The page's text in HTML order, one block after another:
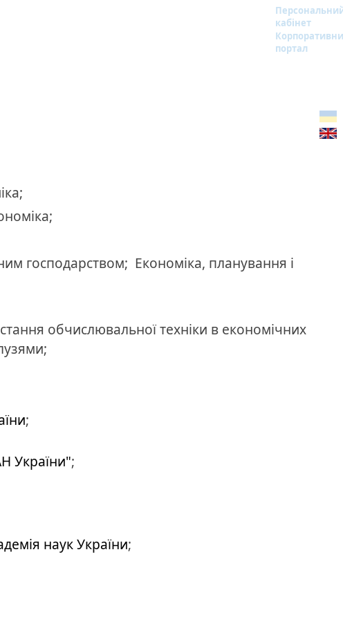
кабінет
портал
господарством; Економіка, планування і
обчислювальної техніки в економічних
;
України";
наук України;